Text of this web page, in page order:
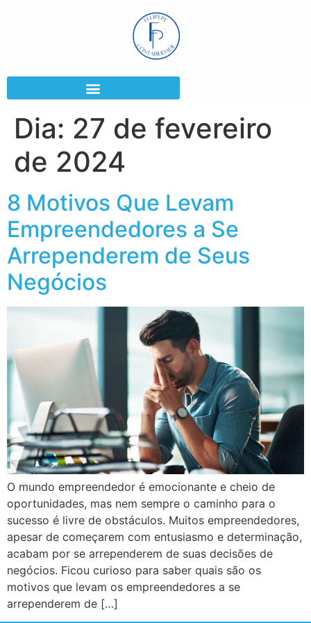
Dia: 27 de fevereiro
de 2024
8 Motivos Que Levam
Empreendedores a Se
Arrependerem de Seus
Negócios
O mundo empreendedor é emocionante e cheio de
oportunidades, mas nem sempre o caminho para o
sucesso é livre de obstáculos. Muitos empreendedores,
apesar de começarem com entusiasmo e determinação,
acabam por se arrependerem de suas decisões de
negócios. Ficou curioso para saber quais são os
motivos que levam os empreendedores a se
arrependerem de […]